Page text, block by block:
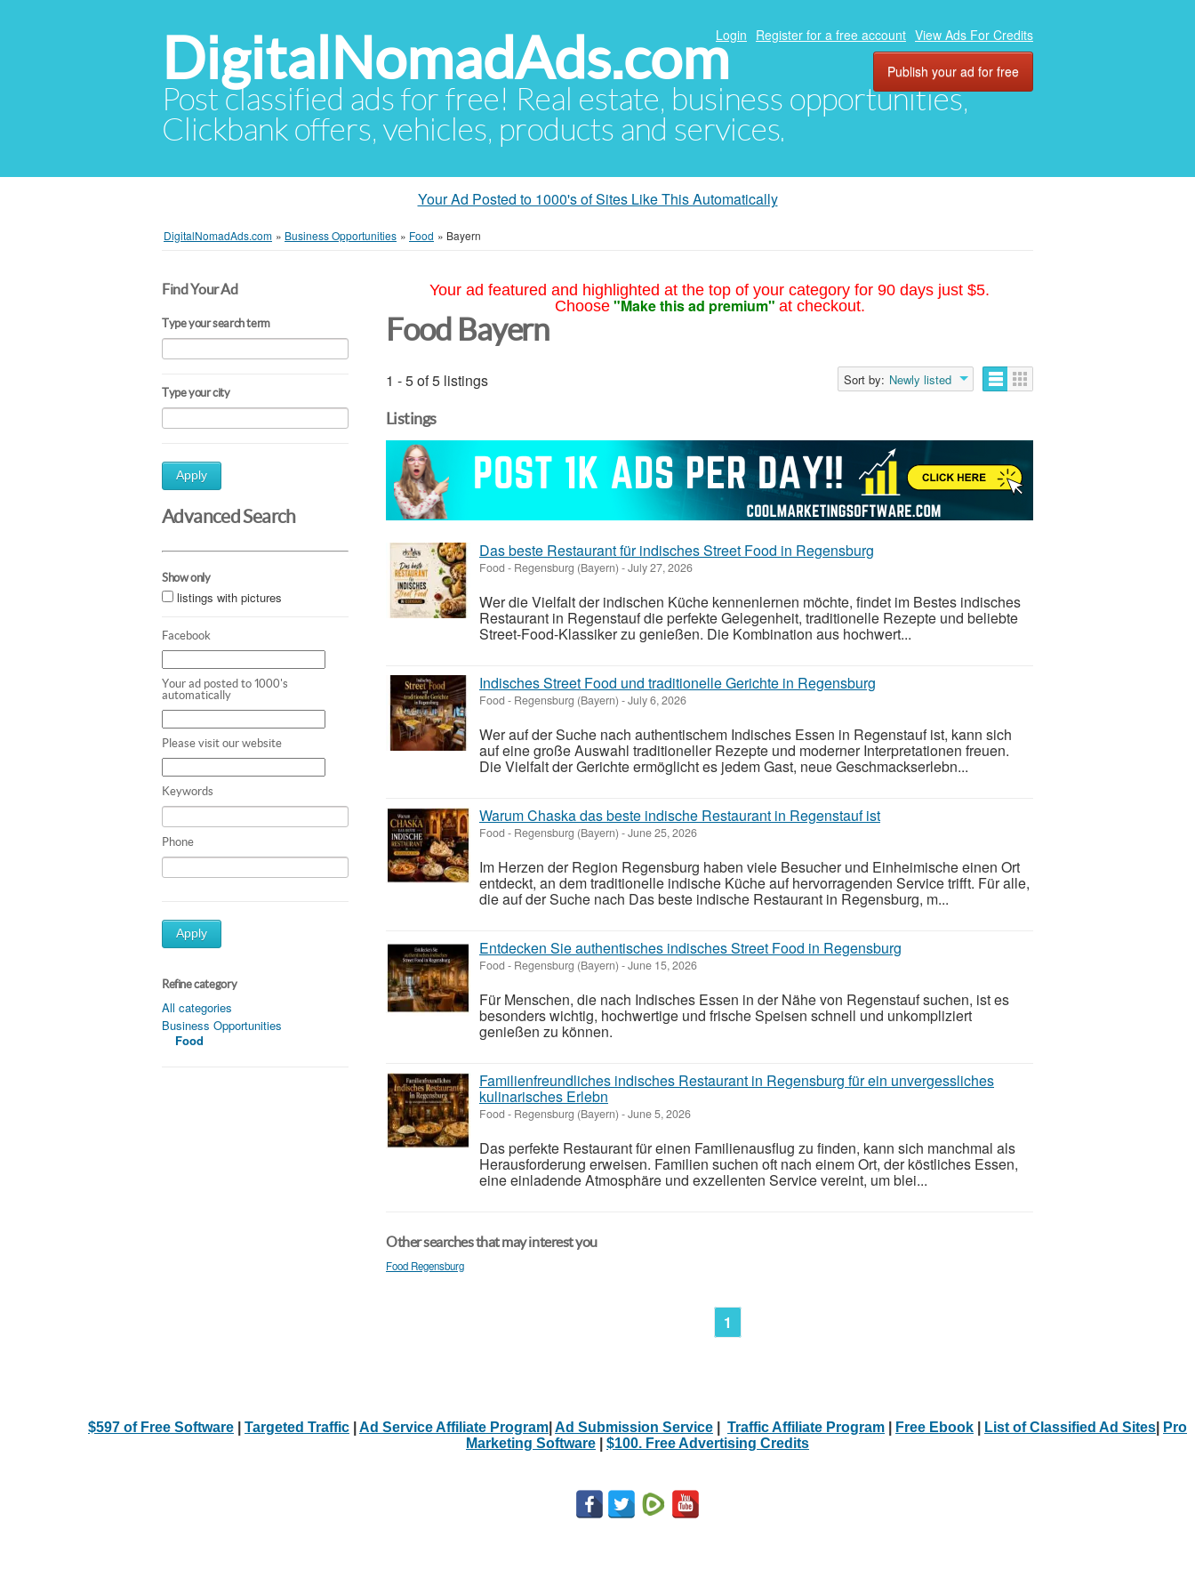
DigitalNomadAds.com
Post classified ads for free! Real estate, business opportunities,
Clickbank offers, vehicles, products and services.
Login Register for a free account View Ads For Credits
Publish your ad for free
Your Ad Posted to 1000's of Sites Like This Automatically
DigitalNomadAds.com » Business Opportunities » Food » Bayern
Find Your Ad
Type your search term
Type your city
Apply
Advanced Search
Show only
listings with pictures
Facebook
Your ad posted to 1000's
automatically
Please visit our website
Keywords
Phone
Apply
Refine category
All categories
Business Opportunities
Food
Your ad featured and highlighted at the top of your category for 90 days just $5.
Choose "Make this ad premium" at checkout.
Food Bayern
1 - 5 of 5 listings Sort by: Newly listed
Listings
Das beste Restaurant für indisches Street Food in Regensburg
Food - Regensburg (Bayern) -July 27, 2026
Wer die Vielfalt der indischen Küche kennenlernen möchte, findet im Bestes indisches
Restaurant in Regenstauf die perfekte Gelegenheit, traditionelle Rezepte und beliebte
Street-Food-Klassiker zu genießen. Die Kombination aus hochwert...
Indisches Street Food und traditionelle Gerichte in Regensburg
Food - Regensburg (Bayern) -July 6, 2026
Wer auf der Suche nach authentischem Indisches Essen in Regenstauf ist, kann sich
auf eine große Auswahl traditioneller Rezepte und moderner Interpretationen freuen.
Die Vielfalt der Gerichte ermöglicht es jedem Gast, neue Geschmackserlebn...
Warum Chaska das beste indische Restaurant in Regenstauf ist
Food - Regensburg (Bayern) -June 25, 2026
Im Herzen der Region Regensburg haben viele Besucher und Einheimische einen Ort
entdeckt, an dem traditionelle indische Küche auf hervorragenden Service trifft. Für alle,
die auf der Suche nach Das beste indische Restaurant in Regensburg, m...
Entdecken Sie authentisches indisches Street Food in Regensburg
Food - Regensburg (Bayern) -June 15, 2026
Für Menschen, die nach Indisches Essen in der Nähe von Regenstauf suchen, ist es
besonders wichtig, hochwertige und frische Speisen schnell und unkompliziert
genießen zu können.
Familienfreundliches indisches Restaurant in Regensburg für ein unvergessliches
kulinarisches Erlebn
Food - Regensburg (Bayern) -June 5, 2026
Das perfekte Restaurant für einen Familienausflug zu finden, kann sich manchmal als
Herausforderung erweisen. Familien suchen oft nach einem Ort, der köstliches Essen,
eine einladende Atmosphäre und exzellenten Service vereint, um blei...
Other searches that may interest you
Food Regensburg
1
$597 of Free Software Targeted Traffic Ad Service Affiliate Program Ad Submission Service Traffic Affiliate Program Free Ebook List of Classified Ad Sites
Pro
Marketing Software
$100. Free Advertising Credits